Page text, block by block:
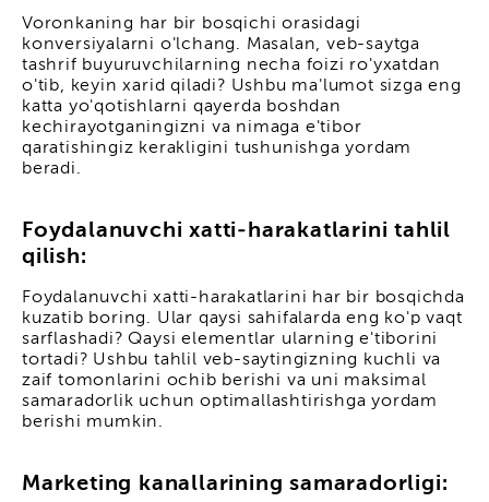
Voronkaning har bir bosqichi orasidagi
konversiyalarni o'lchang. Masalan, veb-saytga
tashrif buyuruvchilarning necha foizi ro'yxatdan
o'tib, keyin xarid qiladi? Ushbu ma'lumot sizga eng
katta yo'qotishlarni qayerda boshdan
kechirayotganingizni va nimaga e'tibor
qaratishingiz kerakligini tushunishga yordam
beradi.
Foydalanuvchi xatti-harakatlarini tahlil
qilish:
Foydalanuvchi xatti-harakatlarini har bir bosqichda
kuzatib boring. Ular qaysi sahifalarda eng ko'p vaqt
sarflashadi? Qaysi elementlar ularning e'tiborini
tortadi? Ushbu tahlil veb-saytingizning kuchli va
zaif tomonlarini ochib berishi va uni maksimal
samaradorlik uchun optimallashtirishga yordam
berishi mumkin.
Marketing kanallarining samaradorligi: